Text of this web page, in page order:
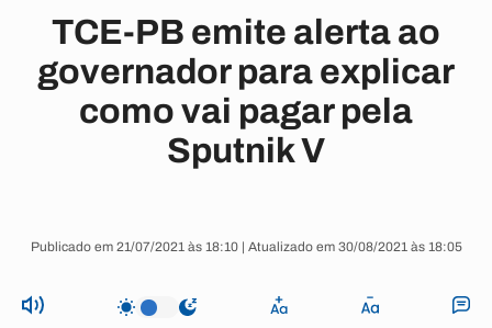
TCE-PB emite alerta ao
governador para explicar
como vai pagar pela
Sputnik V
Publicado em 21/07/2021 às 18:10 | Atualizado em 30/08/2021 às 18:05